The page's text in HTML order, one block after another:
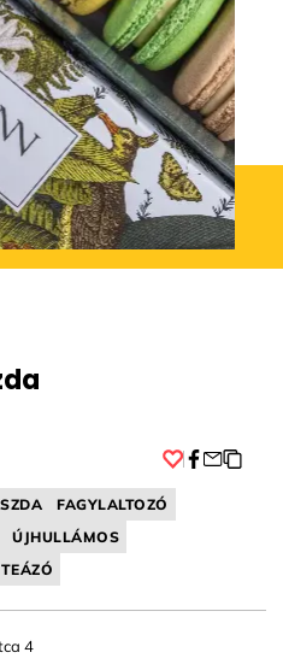
FAGYLALTOZÓ
ÚJHULLÁMOS
4